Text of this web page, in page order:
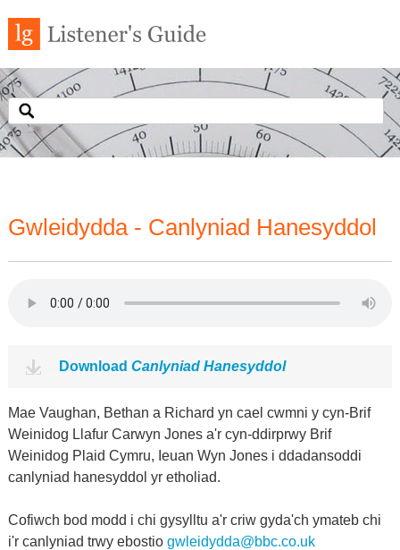
Gwleidydda - Canlyniad Hanesyddol
Download Canlyniad Hanesyddol
Mae Vaughan, Bethan a Richard yn cael cwmni y cyn-Brif
Weinidog Llafur Carwyn Jones a'r cyn-ddirprwy Brif
Weinidog Plaid Cymru, Ieuan Wyn Jones i ddadansoddi
canlyniad hanesyddol yr etholiad.
Cofiwch bod modd i chi gysylltu a'r criw gyda'ch ymateb chi
i'r canlyniad trwy ebostio gwleidydda@bbc.co.uk